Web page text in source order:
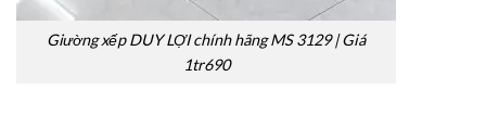
Giường xếp DUY LỢI chính hãng MS 3129 | Giá
1tr690